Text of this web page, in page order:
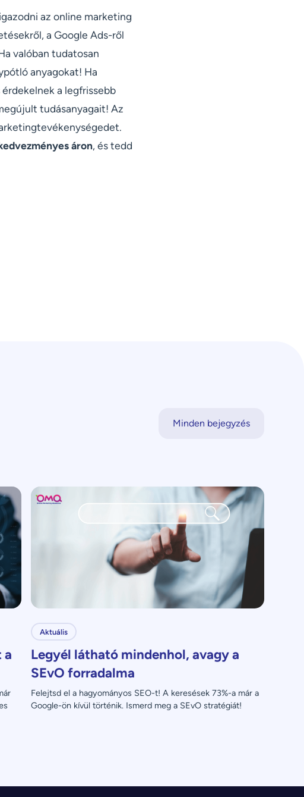
az online marketing
a Google Ads-ről
valóban tudatosan
anyagokat! Ha
a legfrissebb
tudásanyagait! Az
áron, és tedd
Minden bejegyzés
a
Aktuális
Legyél látható mindenhol, avagy a
SEvO forradalma
Felejtsd el a hagyományos SEO-t! A keresések 73%-a már a
Google-ön kívül történik. Ismerd meg a SEvO stratégiát!